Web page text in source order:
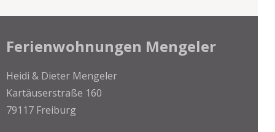
Ferienwohnungen Mengeler
Heidi & Dieter Mengeler
Kartäuserstraße 160
79117 Freiburg